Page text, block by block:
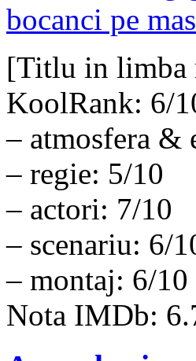
[Titlu in limba
KoolRank: 6/
– atmosfera &
– regie: 5/10
– actori: 7/10
– scenariu: 6/
– montaj: 6/10
Nota IMDb: